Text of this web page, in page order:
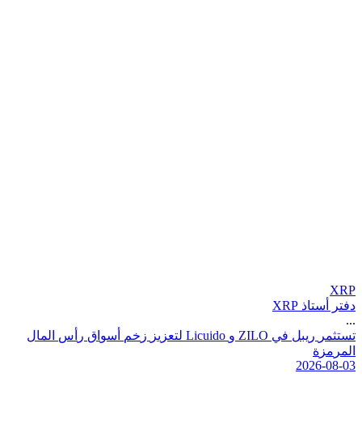
XRP
دفتر أستاذ XRP
...
تستثمر ر يبل في ZILO و Licuido لتعز يز ز خم سو ق ر س لمال
لمر مز ة
2026-08-03